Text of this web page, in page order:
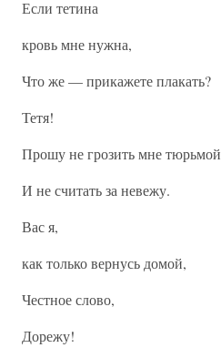
Если тетина
кровь мне нужна,
Что же — прикажете плакать?
Тетя!
Прошу не грозить мне тюрьмой
И не считать за невежу.
Вас я,
как только вернусь домой,
Честное слово,
Дорежу!